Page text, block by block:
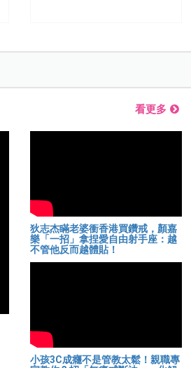
看更多
狄志杰瞞老婆衝香港買鑽戒，顏嘉
樂「一招」拿捏愛自由射手座：越
不管他反而越體貼！
小孩3C成癮不是管教太鬆！親職專